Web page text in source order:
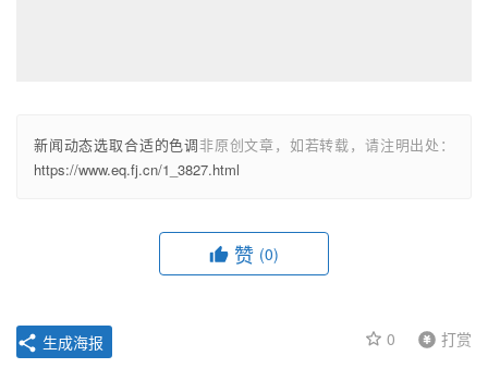
新闻动态选取合适的色调非原创文章，如若转载，请注明出处：
https://www.eq.fj.cn/1_3827.html
赞 (0)
0 打赏
生成海报